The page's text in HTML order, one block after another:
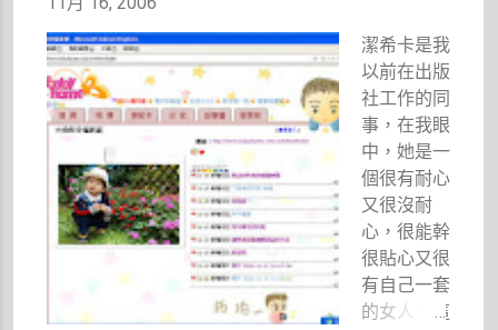
有週二從文
化後山上陽
明山繼續拍
夜景，週三
去淡水三芝
採訪，今天
又去，真的
覺得好累
喔。不過，
看到向The
Brunch的早
潔希卡是我
以前在出版
社工作的同
事，在我眼
中，她是一
個很有耐心
又很沒耐
心，很能幹
很貼心又很
有自己一套
的女人。這